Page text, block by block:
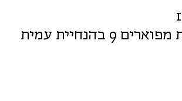
ערב כשלונות מפוארים 9 בהנחיית עמית